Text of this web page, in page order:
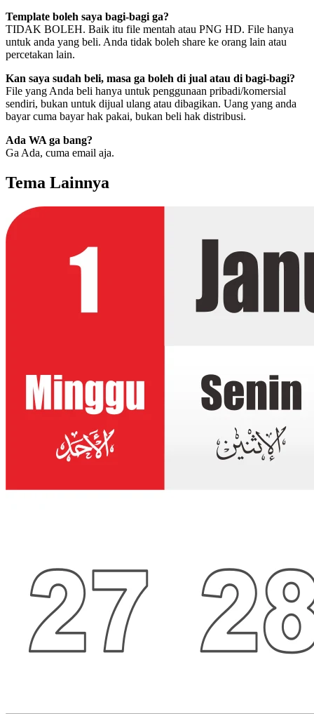
Template boleh saya bagi-bagi ga?
TIDAK BOLEH. Baik itu file mentah atau PNG HD. File hanya
untuk anda yang beli. Anda tidak boleh share ke orang lain atau
percetakan lain.
Kan saya sudah beli, masa ga boleh di jual atau di bagi-bagi?
File yang Anda beli hanya untuk penggunaan pribadi/komersial
sendiri, bukan untuk dijual ulang atau dibagikan. Uang yang anda
bayar cuma bayar hak pakai, bukan beli hak distribusi.
Ada WA ga bang?
Ga Ada, cuma email aja.
Tema Lainnya